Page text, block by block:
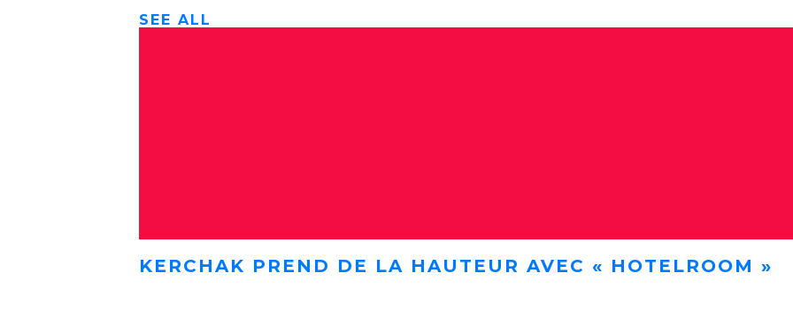
SEE ALL
KERCHAK PREND DE LA HAUTEUR AVEC « HOTELROOM »